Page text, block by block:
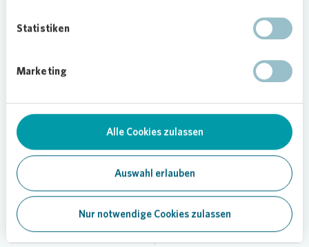
Statistiken
Marketing
Alle Cookies zulassen
Auswahl erlauben
Nur notwendige Cookies zulassen
und zugleich das Miteinander im Quartier stärkt“,
sagt Sandra Holborn, Regionalbereichsleiterin bei
Loading...
V. l. n. r.: Andreas Steinbach (Objektbetreuer), Mario
Schwartz-Behrendt (Vermieter), Sandra Holborn